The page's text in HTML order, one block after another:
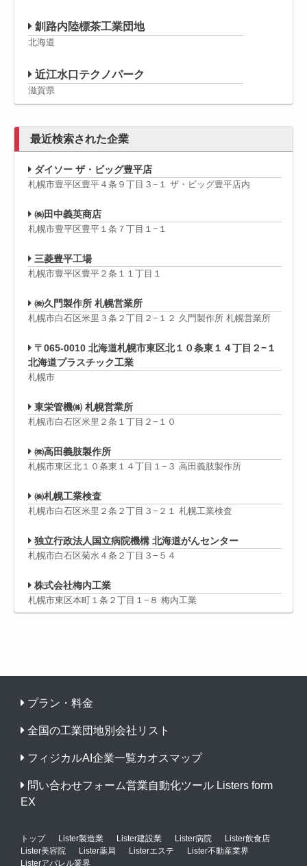
釧路内陸標茶工業団地
北海道
近江水口テクノパーク
滋賀県
最近検索された企業
ダイソー ザ・ビッグ豊平店
札幌市豊平区豊平４条９丁目３−１ ザ・ビッグ豊平店内
㈱田中義英商店
札幌市豊平区豊平１条７丁目１−１
三菱豊平工場
札幌市豊平区豊平２条１１丁目１
㈱久門製作所 札幌営業所
札幌市白石区米里３条２丁目２−１２ 久門製作所 札幌営業所
〒065-0010 北海道札幌市東区北１０条東１４丁目２−１
北海道プラスチック工業
札幌市
東栄管機㈱ 札幌営業所
札幌市白石区米里２条１丁目２−１０
㈱高田義肢製作所
札幌市東区北１０条東１４丁目１−３ 高田義肢製作所
㈱札幌工業検査
札幌市白石区米里２条２丁目３−２１ 札幌工業検査
独立行政法人国立病院機構 北海道がんセンター
札幌市白石区菊水４条２丁目３−５４
株式会社梅内工業
札幌市東区本町１条２丁目１−８ 梅内工業
プラン・料金
全国の工業団地別会社リスト
フィジカルAI企業一覧カオスマップ
問い合わせフォーム営業自動化ツール Listers form
EX
トップ Lister製造業 Lister建設業 Lister病院
Lister飲食店
Lister美容院
Lister薬局 Listerエステ
Lister不動産業界
Listerアパレル業界